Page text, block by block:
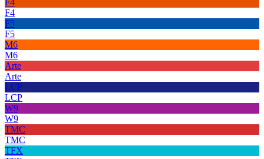
F4
F4
F5
F5
M6
M6
Arte
Arte
LCP
LCP
W9
W9
TMC
TMC
TFX